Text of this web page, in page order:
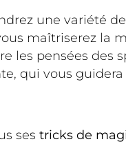
une variété de
maîtriserez la
les pensées des
qui vous
ses tricks de